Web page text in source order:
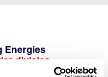
Energies
divisies